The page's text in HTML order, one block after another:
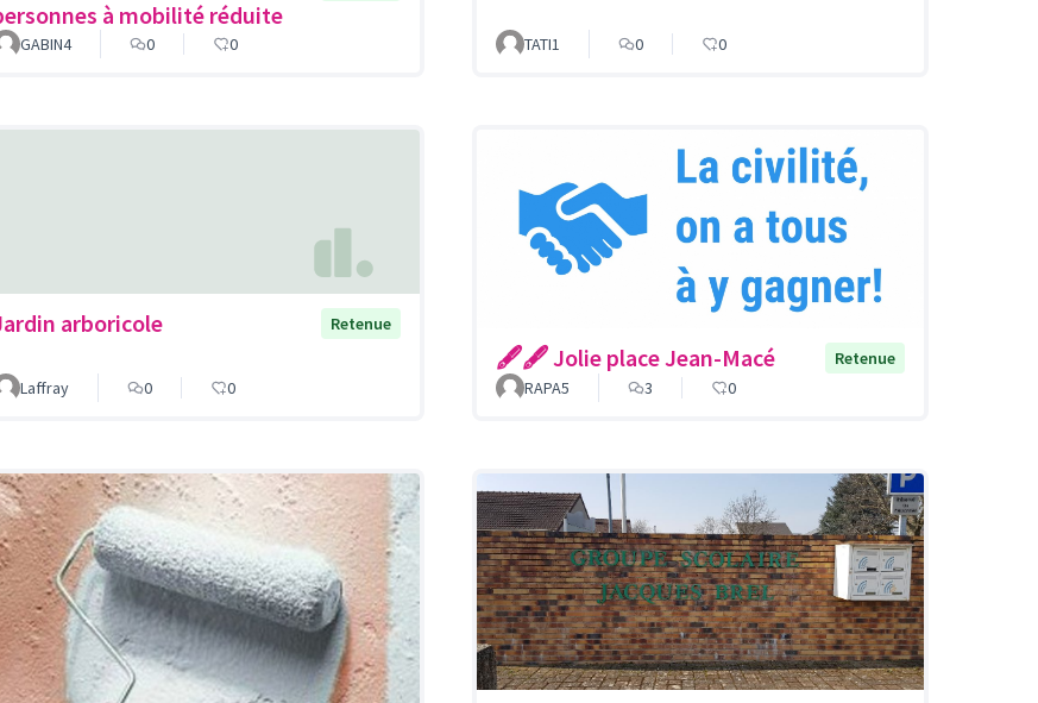
à mobilité réduite
GABIN4 0 0 TATI1 0 0
arboricole Retenue
Laffray 0 0
🖋🖋 Jolie place Jean-Macé
Retenue
RAPA5
3 0